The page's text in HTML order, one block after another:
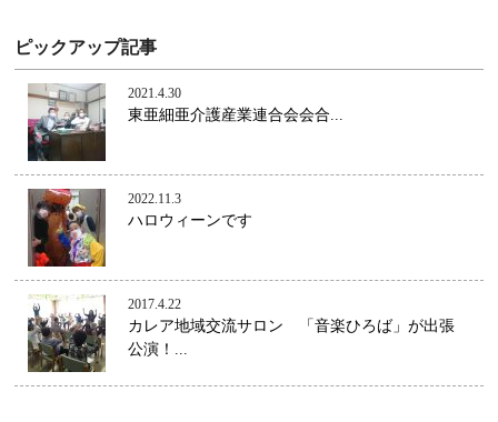
ピックアップ記事
2021.4.30
東亜細亜介護産業連合会会合...
2022.11.3
ハロウィーンです
2017.4.22
カレア地域交流サロン 「音楽ひろば」が出張
公演！...